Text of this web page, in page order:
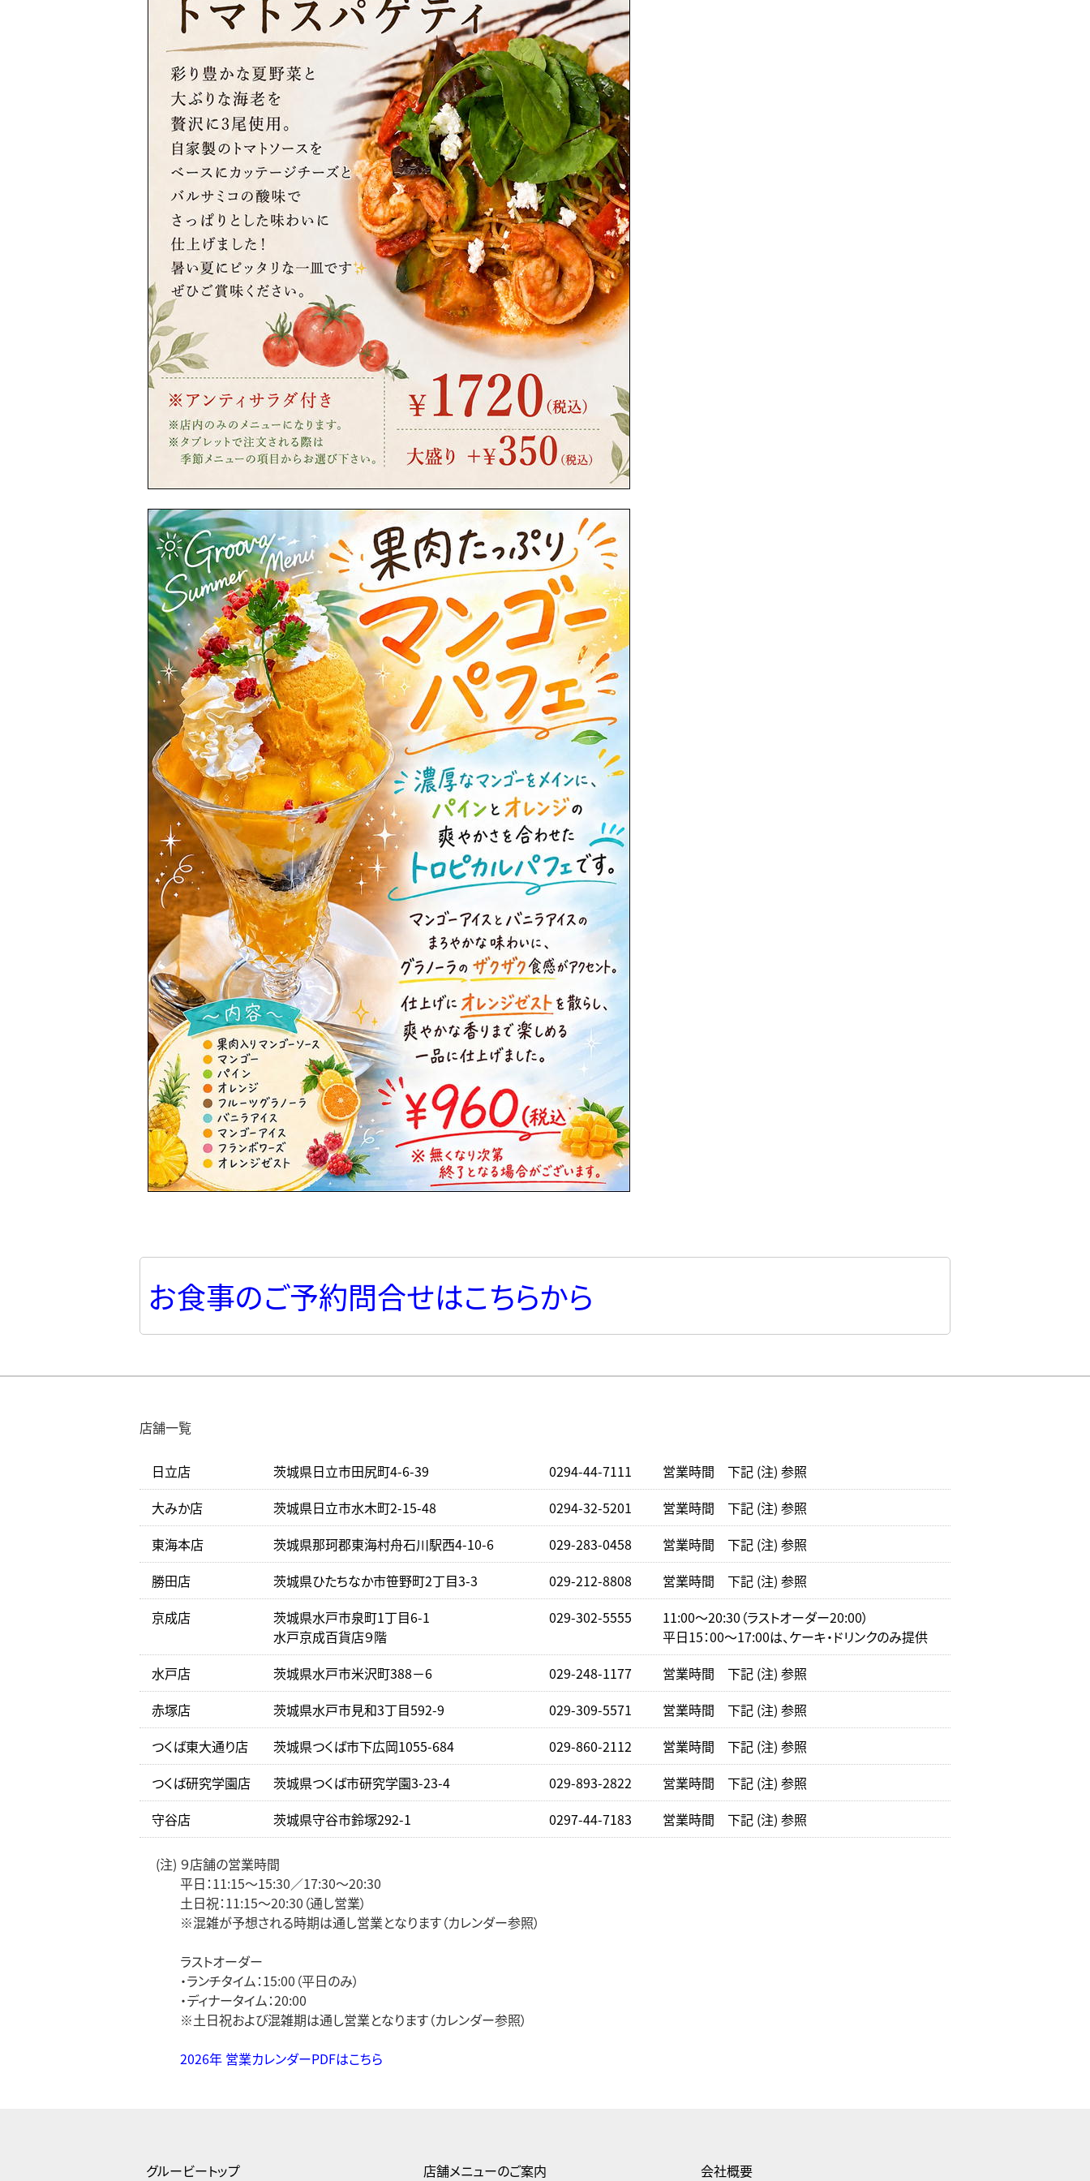
お食事のご予約問合せはこちらから
店舗一覧
日立店 茨城県日立市田尻町4-6-39 0294-44-7111
営業時間 下記 (注) 参照
大みか店
茨城県日立市水木町2-15-48 0294-32-5201
営業時間 下記 (注) 参照
東海本店
茨城県那珂郡東海村舟石川駅西4-10-6 029-283-0458
営業時間 下記 (注) 参照
勝田店
茨城県ひたちなか市笹野町2丁目3-3 029-212-8808
営業時間 下記 (注) 参照
京成店
茨城県水戸市泉町1丁目6-1
水戸京成百貨店９階
029-302-5555
11:00～20:30（ラストオーダー20:00）
平日15：00～17:00は、ケーキ・ドリンクのみ提供
水戸店
茨城県水戸市米沢町388－6 029-248-1177
営業時間 下記 (注) 参照
赤塚店
茨城県水戸市見和3丁目592-9 029-309-5571
営業時間 下記 (注) 参照
つくば東大通り店
茨城県つくば市下広岡1055-684 029-860-2112
営業時間 下記 (注) 参照
つくば研究学園店
茨城県つくば市研究学園3-23-4 029-893-2822
営業時間 下記 (注) 参照
守谷店
茨城県守谷市鈴塚292-1 0297-44-7183 営業時間 下記 (注) 参照
(注) ９店舗の営業時間
平日：11:15～15:30／17:30～20:30
土日祝：11:15～20:30（通し営業）
※混雑が予想される時期は通し営業となります（カレンダー参照）
ラストオーダー
・ランチタイム：15:00（平日のみ）
・ディナータイム：20:00
※土日祝および混雑期は通し営業となります（カレンダー参照）
2026年 営業カレンダーPDFはこちら
グルービートップ 店舗メニューのご案内 会社概要